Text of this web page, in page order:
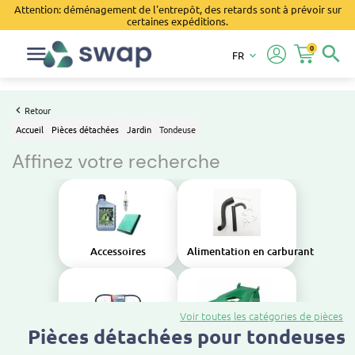
Attention: déménagement de l'entrepôt, des retards sont à prévoir sur
certaines expéditions.
search
0
FR keyboard_arrow_down
Retour
Accueil
Pièces détachées Jardin Tondeuse
Affinez votre recherche
Accessoires Alimentation en carburant
Transmission Carrosserie
Voir toutes les catégories de pièces
Pièces détachées pour tondeuses